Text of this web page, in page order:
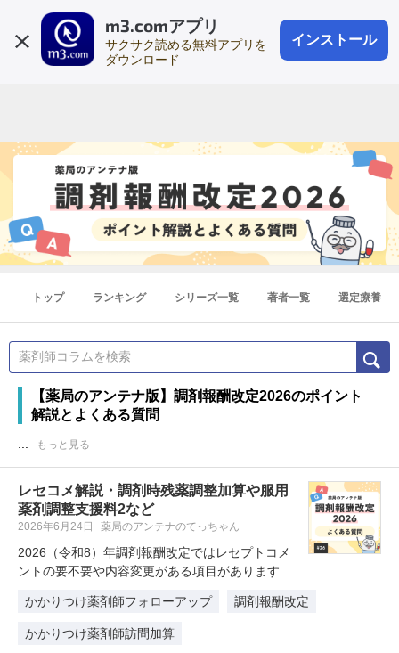
m3.comアプリ
サクサク読める無料アプリを
ダウンロード
インストール
会員登録
登録1分
トップ ランキング シリーズ一覧 著者一覧 選定療養
【薬局のアンテナ版】調剤報酬改定2026のポイント
解説とよくある質問
もっと見る
レセコメ解説・調剤時残薬調整加算や服用
薬剤調整支援料2など
2026年6月24日 薬局のアンテナのてっちゃん
2026（令和8）年調剤報酬改定ではレセプトコメ
ントの要不要や内容変更がある項目があります。
かかりつけ薬剤師フォローアップ
調剤報酬改定
かかりつけ薬剤師訪問加算